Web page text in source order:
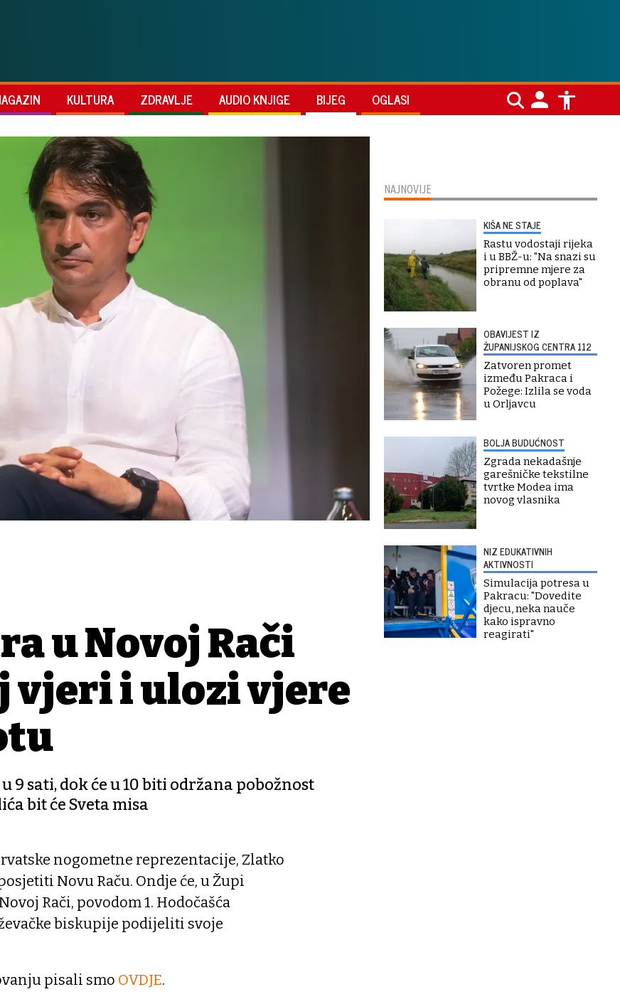
KULTURA ZDRAVLJE AUDIO KNJIGE BIJEG OGLASI
u Novoj Rači
vjeri i ulozi vjere
sati, dok će u 10 biti održana pobožnost
bit će Sveta misa
nogometne reprezentacije, Zlatko
Novu Raču. Ondje će, u Župi
Rači, povodom 1. Hodočašća
biskupije podijeliti svoje
pisali smo OVDJE.
NAJNOVIJE
KIŠA NE STAJE
Rastu vodostaji rijeka
i u BBŽ-u: "Na snazi su
pripremne mjere za
obranu od poplava"
OBAVIJEST IZ
ŽUPANIJSKOG CENTRA 112
Zatvoren promet
između Pakraca i
Požege: Izlila se voda
u Orljavcu
BOLJA BUDUĆNOST
Zgrada nekadašnje
garešničke tekstilne
tvrtke Modea ima
novog vlasnika
NIZ EDUKATIVNIH
AKTIVNOSTI
Simulacija potresa u
Pakracu: "Dovedite
djecu, neka nauče
kako ispravno
reagirati"